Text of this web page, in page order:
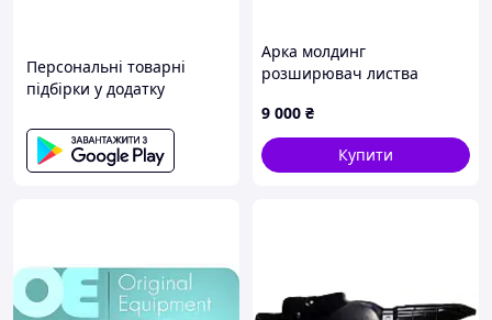
Персональні товарні
підбірки у додатку
Арка молдинг
розширювач листва
права VW Tiguan 3 CT1 R-
Line USA (25-)
57N853818A041
9 000 ₴
Купити